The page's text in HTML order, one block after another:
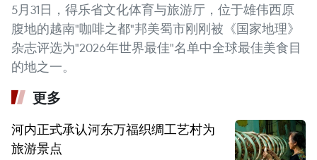
5月31日，得乐省文化体育与旅游厅，位于雄伟西原
腹地的越南"咖啡之都"邦美蜀市刚刚被《国家地理》
杂志评选为"2026年世界最佳"名单中全球最佳美食目
的地之一。
更多
河内正式承认河东万福织绸工艺村为
旅游景点